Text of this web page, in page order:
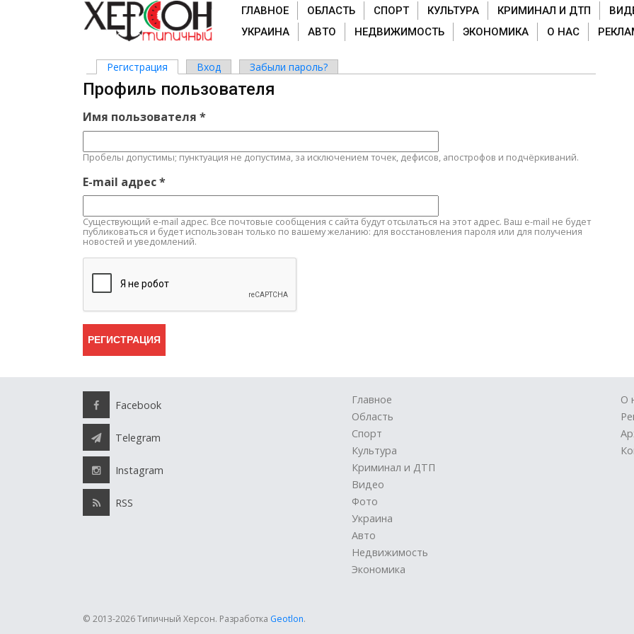
ГЛАВНОЕ ОБЛАСТЬ СПОРТ КУЛЬТУРА КРИМИНАЛ И ДТП
УКРАИНА
АВТО НЕДВИЖИМОСТЬ ЭКОНОМИКА О НАС
Главные вкладки
Регистрация (активная вкладка)
Вход Забыли пароль?
Профиль пользователя
Имя пользователя *
Пробелы допустимы; пунктуация не допустима, за исключением точек, дефисов, апострофов и подчёркиваний.
E-mail адрес*
Существующий e-mail адрес. Все почтовые сообщения с сайта будут отсылаться на этот адрес. Ваш e-mail не будет
публиковаться и будет использован только по вашему желанию: для восстановления пароля или для получения
новостей и уведомлений.
Facebook
Telegram
Instagram
RSS
Главное
Область
Спорт
Культура
Криминал и ДТП
Видео
Фото
Украина
Авто
Недвижимость
Экономика
О
© 2013-2026 Типичный Херсон. Разработка Geotlon.